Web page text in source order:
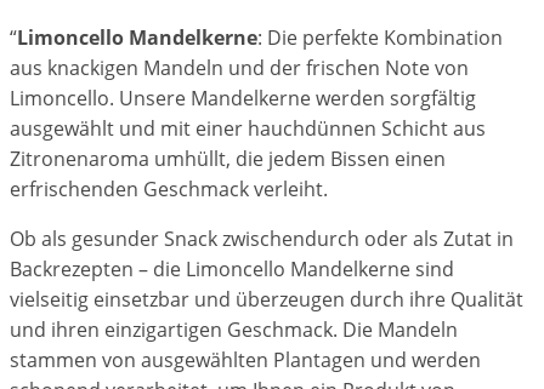
“Limoncello Mandelkerne: Die perfekte Kombination
aus knackigen Mandeln und der frischen Note von
Limoncello. Unsere Mandelkerne werden sorgfältig
ausgewählt und mit einer hauchdünnen Schicht aus
Zitronenaroma umhüllt, die jedem Bissen einen
erfrischenden Geschmack verleiht.
Ob als gesunder Snack zwischendurch oder als Zutat in
Backrezepten – die Limoncello Mandelkerne sind
vielseitig einsetzbar und überzeugen durch ihre Qualität
und ihren einzigartigen Geschmack. Die Mandeln
stammen von ausgewählten Plantagen und werden